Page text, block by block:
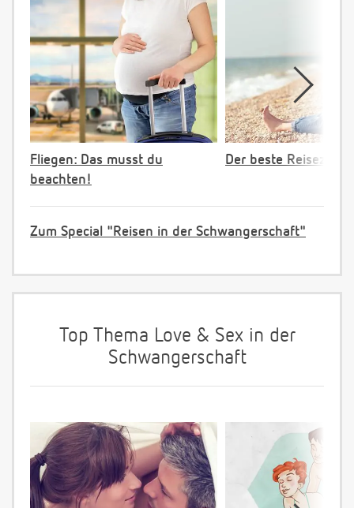
Fliegen: Das musst du
beachten!
Der beste
Zum Special "Reisen in der Schwangerschaft"
Top Thema Love & Sex in der
Schwangerschaft